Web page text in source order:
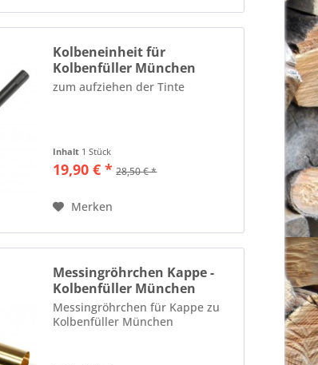
Kolbeneinheit für
Kolbenfüller München
zum aufziehen der Tinte
Inhalt 1 Stück
19,90 € * 28,50 € *
Merken
Messingröhrchen Kappe -
Kolbenfüller München
Messingröhrchen für Kappe zu
Kolbenfüller München